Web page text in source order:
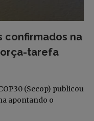
confirmados na
tarefa
(Secop) publicou
apontando o